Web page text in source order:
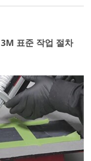
표준 작업 절차